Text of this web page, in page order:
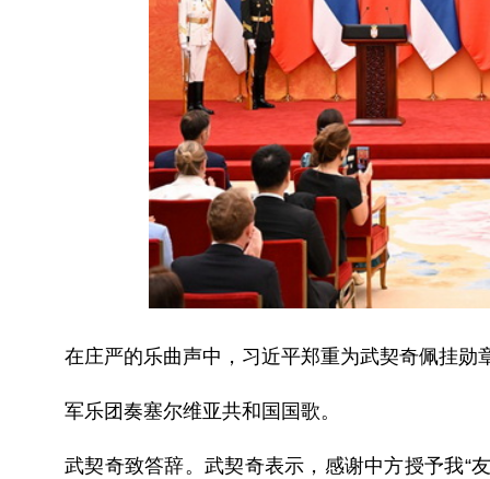
在庄严的乐曲声中，习近平郑重为武契奇佩挂
军乐团奏塞尔维亚共和国国歌。
武契奇致答辞。武契奇表示，感谢中方授予我“